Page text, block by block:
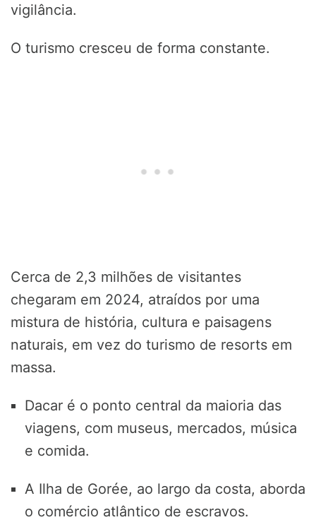
vigilância.
O turismo cresceu de forma constante.
Cerca de 2,3 milhões de visitantes
chegaram em 2024, atraídos por uma
mistura de história, cultura e paisagens
naturais, em vez do turismo de resorts em
massa.
Dacar é o ponto central da maioria das
viagens, com museus, mercados, música
e comida.
A Ilha de Gorée, ao largo da costa, aborda
o comércio atlântico de escravos.